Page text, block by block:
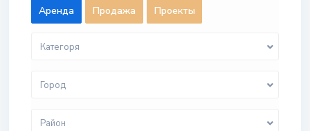
Aренда Продажа Проекты
Категоря
Город
Район